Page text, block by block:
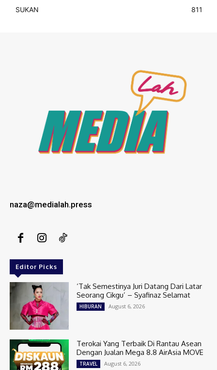
SUKAN
811
naza@medialah.press
Editor Picks
‘Tak Semestinya Juri Datang Dari Latar
Seorang Cikgu’ – Syafinaz Selamat
HIBURAN August 6, 2026
Terokai Yang Terbaik Di Rantau Asean
Dengan Jualan Mega 8.8 AirAsia MOVE
TRAVEL August 6, 2026